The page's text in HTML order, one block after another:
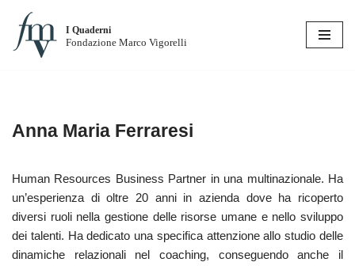
Vai
I Quaderni
Fondazione Marco Vigorelli
Anna Maria Ferraresi
Human Resources Business Partner in una multinazionale. Ha
un’esperienza di oltre 20 anni in azienda dove ha ricoperto
diversi ruoli nella gestione delle risorse umane e nello sviluppo
dei talenti. Ha dedicato una specifica attenzione allo studio delle
dinamiche relazionali nel coaching, conseguendo anche il